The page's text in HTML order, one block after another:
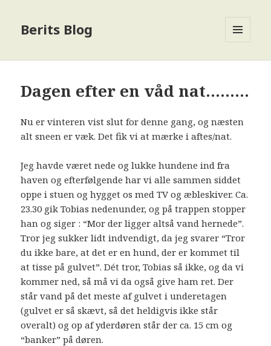
Berits Blog
Dagen efter en våd nat………
Nu er vinteren vist slut for denne gang, og næsten
alt sneen er væk. Det fik vi at mærke i aftes/nat.
Jeg havde været nede og lukke hundene ind fra
haven og efterfølgende har vi alle sammen siddet
oppe i stuen og hygget os med TV og æbleskiver. Ca.
23.30 gik Tobias nedenunder, og på trappen stopper
han og siger : “Mor der ligger altså vand hernede”.
Tror jeg sukker lidt indvendigt, da jeg svarer “Tror
du ikke bare, at det er en hund, der er kommet til
at tisse på gulvet”. Dét tror, Tobias så ikke, og da vi
kommer ned, så må vi da også give ham ret. Der
står vand på det meste af gulvet i underetagen
(gulvet er så skævt, så det heldigvis ikke står
overalt) og op af yderdøren står der ca. 15 cm og
“banker” på døren.